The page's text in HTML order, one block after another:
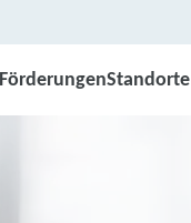
FörderungenStandorte